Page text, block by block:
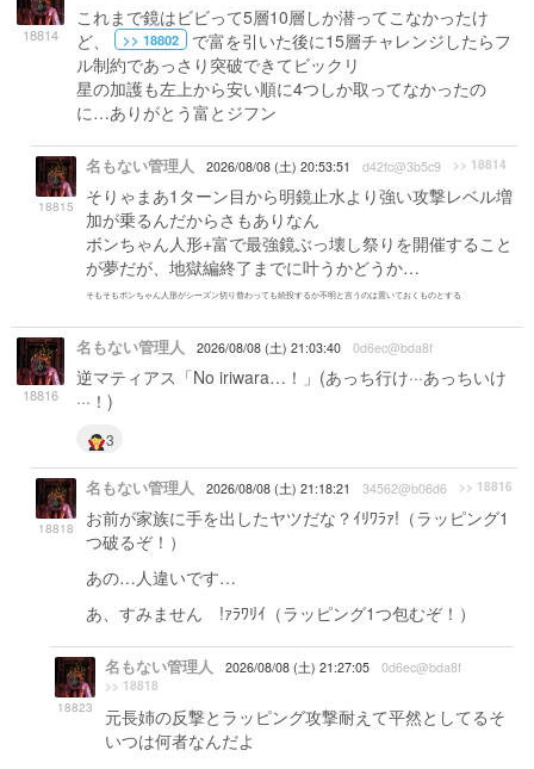
18814
これまで鏡はビビって5層10層しか潜ってこなかったけ
ど、
>> 18802
で富を引いた後に15層チャレンジしたらフ
ル制約であっさり突破できてビックリ
星の加護も左上から安い順に4つしか取ってなかったの
に…ありがとう富とジフン
18815
名もない管理人 2026/08/08 (土) 20:53:51 d42fc@3b5c9 >> 18814
そりゃまあ1ターン目から明鏡止水より強い攻撃レベル増
加が乗るんだからさもありなん
ボンちゃん人形+富で最強鏡ぶっ壊し祭りを開催すること
が夢だが、地獄編終了までに叶うかどうか…
そもそもボンちゃん人形がシーズン切り替わっても続投するか不明と言うのは置いておくものとする
18816
名もない管理人 2026/08/08 (土) 21:03:40 0d6ec@bda8f
逆マティアス「No iriwara…！」(あっち行け···あっちいけ
···！)
3
18818
名もない管理人 2026/08/08 (土) 21:18:21 34562@b06d6 >> 18816
お前が家族に手を出したヤツだな？ｲﾘﾜﾗｧ!（ラッピング1
つ破るぞ！）
あの…人違いです…
あ、すみません !ｧﾗﾜﾘｲ（ラッピング1つ包むぞ！）
18823
名もない管理人 2026/08/08 (土) 21:27:05 0d6ec@bda8f
>> 18818
元長姉の反撃とラッピング攻撃耐えて平然としてるそ
いつは何者なんだよ